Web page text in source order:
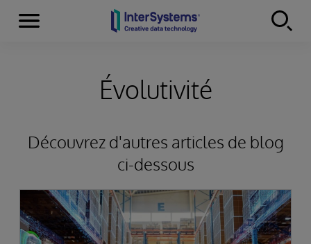
Skip to content
Menu
Évolutivité
Découvrez d'autres articles de blog
ci-dessous